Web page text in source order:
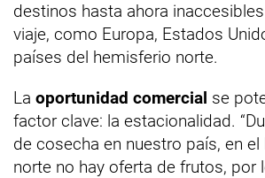
destinos hasta ahora
viaje, como Europa, Estados
países del hemisferio norte.
La oportunidad comercial se
factor clave: la estacionalidad.
de cosecha en nuestro país, en
norte no hay oferta de frutos, por